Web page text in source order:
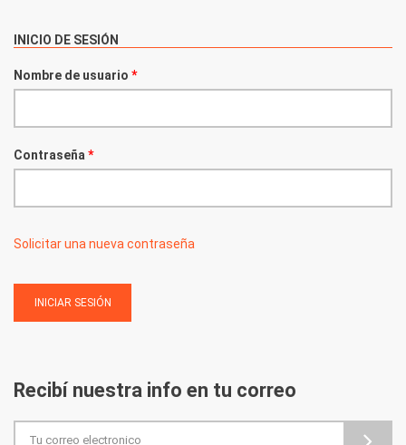
INICIO DE SESIÓN
Nombre de usuario *
Contraseña *
Solicitar una nueva contraseña
Recibí nuestra info en tu correo